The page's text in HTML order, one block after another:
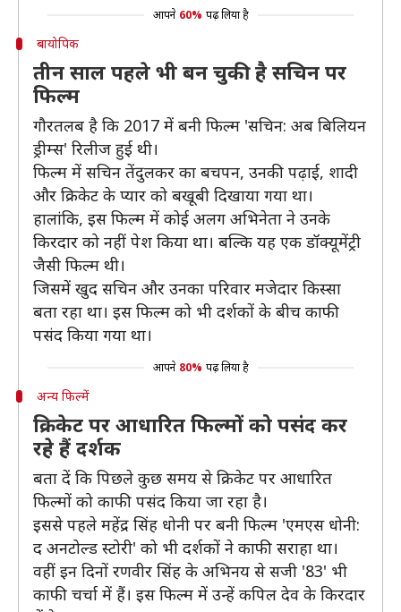
आपने 60% पढ़ लिया है
बायोपिक
तीन साल पहले भी बन चुकी है सचिन पर
फिल्म
गौरतलब है कि 2017 में बनी फिल्म 'सचिन: अब बिलियन
ड्रीम्स' रिलीज हुई थी।
फिल्म में सचिन तेंदुलकर का बचपन, उनकी पढ़ाई, शादी
और क्रिकेट के प्यार को बखूबी दिखाया गया था।
हालांकि, इस फिल्म में कोई अलग अभिनेता ने उनके
किरदार को नहीं पेश किया था। बल्कि यह एक डॉक्यूमेंट्री
जैसी फिल्म थी।
जिसमें खुद सचिन और उनका परिवार मजेदार किस्सा
बता रहा था। इस फिल्म को भी दर्शकों के बीच काफी
पसंद किया गया था।
आपने 80% पढ़ लिया है
अन्य फिल्में
क्रिकेट पर आधारित फिल्मों को पसंद कर
रहे हैं दर्शक
बता दें कि पिछले कुछ समय से क्रिकेट पर आधारित
फिल्मों को काफी पसंद किया जा रहा है।
इससे पहले महेंद्र सिंह धोनी पर बनी फिल्म 'एमएस धोनी:
द अनटोल्ड स्टोरी' को भी दर्शकों ने काफी सराहा था।
वहीं इन दिनों रणवीर सिंह के अभिनय से सजी '83' भी
काफी चर्चा में हैं। इस फिल्म में उन्हें कपिल देव के किरदार